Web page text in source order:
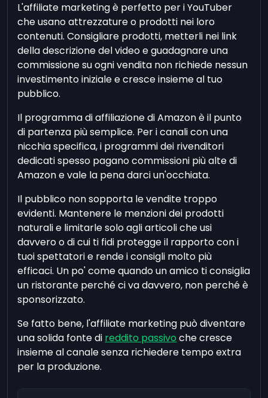
L'affiliate marketing è perfetto per i YouTuber
che usano attrezzature o prodotti nei loro
contenuti. Consigliare prodotti, metterli nei link
della descrizione del video e guadagnare una
commissione su ogni vendita non richiede nessun
investimento iniziale e cresce insieme al tuo
pubblico.
Il programma di affiliazione di Amazon è il punto
di partenza più semplice. Per i canali con una
nicchia specifica, i programmi dei rivenditori
dedicati spesso pagano commissioni più alte di
Amazon e vale la pena darci un'occhiata.
Il pubblico non sopporta le vendite troppo
evidenti. Mantenere le menzioni dei prodotti
naturali e limitarle solo agli articoli che usi
davvero o di cui ti fidi protegge il rapporto con i
tuoi spettatori e rende i consigli molto più
efficaci. Un po' come quando un amico ti consiglia
un ristorante perché ci va davvero, non perché è
sponsorizzato.
Se fatto bene, l'affiliate marketing può diventare
una solida fonte di reddito passivo che cresce
insieme al canale senza richiedere tempo extra
per la produzione.